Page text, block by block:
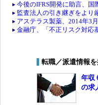
今後のIFRS開発に助言、国
監査法人の引き継ぎをより
アステラス製薬、2014年3
金融庁、「不正リスク対応
転職／派遣情報
年収
の求